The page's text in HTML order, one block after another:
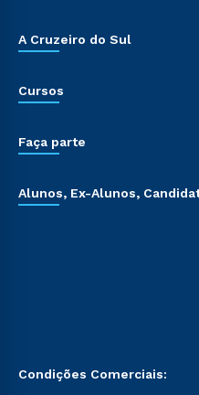
A Cruzeiro do Sul
Cursos
Faça parte
Alunos, Ex-Alunos,
Condições Comerciais: